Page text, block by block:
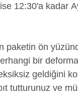
12:30'a kadar
paketin ön
bir
geldiğini
tutturunuz ve